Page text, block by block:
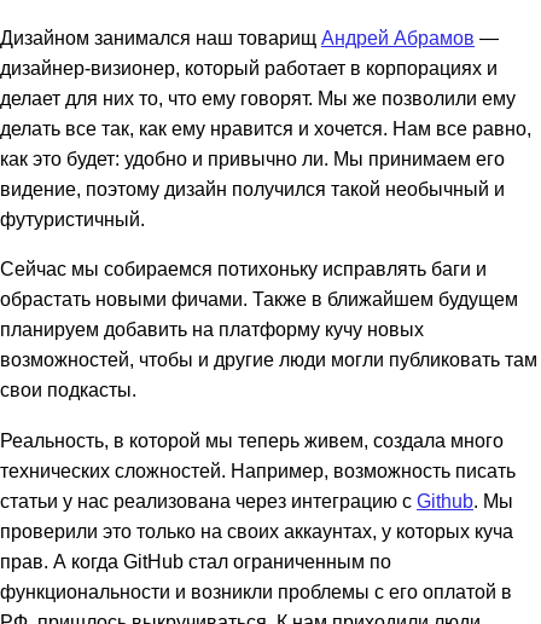
Дизайном занимался наш товарищ Андрей Абрамов —
дизайнер-визионер, который работает в корпорациях и
делает для них то, что ему говорят. Мы же позволили ему
делать все так, как ему нравится и хочется. Нам все равно,
как это будет: удобно и привычно ли. Мы принимаем его
видение, поэтому дизайн получился такой необычный и
футуристичный.
Сейчас мы собираемся потихоньку исправлять баги и
обрастать новыми фичами. Также в ближайшем будущем
планируем добавить на платформу кучу новых
возможностей, чтобы и другие люди могли публиковать там
свои подкасты.
Реальность, в которой мы теперь живем, создала много
технических сложностей. Например, возможность писать
статьи у нас реализована через интеграцию с Github. Мы
проверили это только на своих аккаунтах, у которых куча
прав. А когда GitHub стал ограниченным по
функциональности и возникли проблемы с его оплатой в